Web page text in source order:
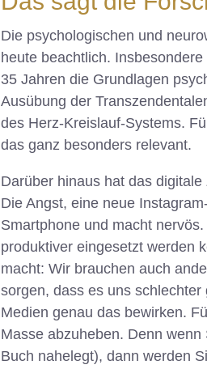
Die psychologischen und
heute beachtlich.
35 Jahren die Grundlagen
Ausübung der
des Herz-Kreislauf-Systems.
das ganz besonders relevant.
Darüber hinaus hat das
Die Angst, eine neue
Smartphone und macht
produktiver eingesetzt werden
macht: Wir brauchen auch
sorgen, dass es uns
Medien genau das bewirken.
Masse abzuheben. Denn
Buch nahelegt), dann werden